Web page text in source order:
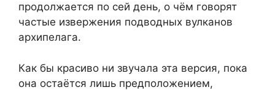
продолжается по сей день, о чём говорят
частые извержения подводных вулканов
архипелага.
Как бы красиво ни звучала эта версия, пока
она остаётся лишь предположением,